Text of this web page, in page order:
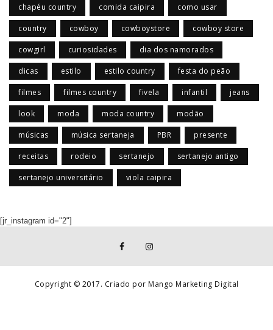
chapéu country comida caipira como usar
country cowboy cowboystore cowboy store
cowgirl curiosidades dia dos namorados
dicas estilo estilo country festa do peão
filmes filmes country fivela infantil jeans
look moda moda country modão
músicas música sertaneja PBR presente
receitas rodeio sertanejo sertanejo antigo
sertanejo universitário viola caipira
[jr_instagram id="2"]
Copyright © 2017. Criado por Mango Marketing Digital